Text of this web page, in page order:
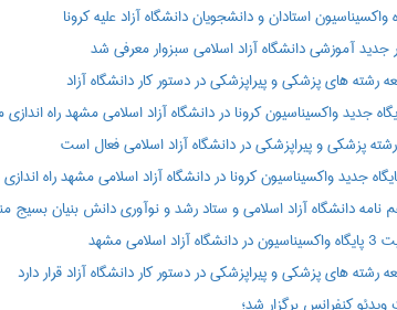
واکسیناسیون استادان و دانشجویان دانشگاه آزاد علیه کرونا
جدید آموزشی دانشگاه آزاد اسلامی سبزوار معرفی شد
رشته های پزشکی و پیراپزشکی در دستور کار دانشگاه آزاد
جدید واکسیناسیون کرونا در دانشگاه آزاد اسلامی مشهد راه
نامه دانشگاه آزاد اسلامی و ستاد رشد و نوآوری دانش بنیان بسیج
اسلامی مشهد
رشته های پزشکی و پیراپزشکی در دستور کار دانشگاه آزاد قرار دارد